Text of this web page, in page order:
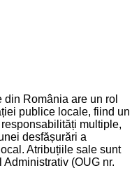
România are un rol
publice locale, fiind un
multiple,
desfășurări a
Atribuțiile sale sunt
(OUG nr.